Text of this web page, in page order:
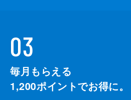
03
毎月もらえる
1,200ポイントでお得に。